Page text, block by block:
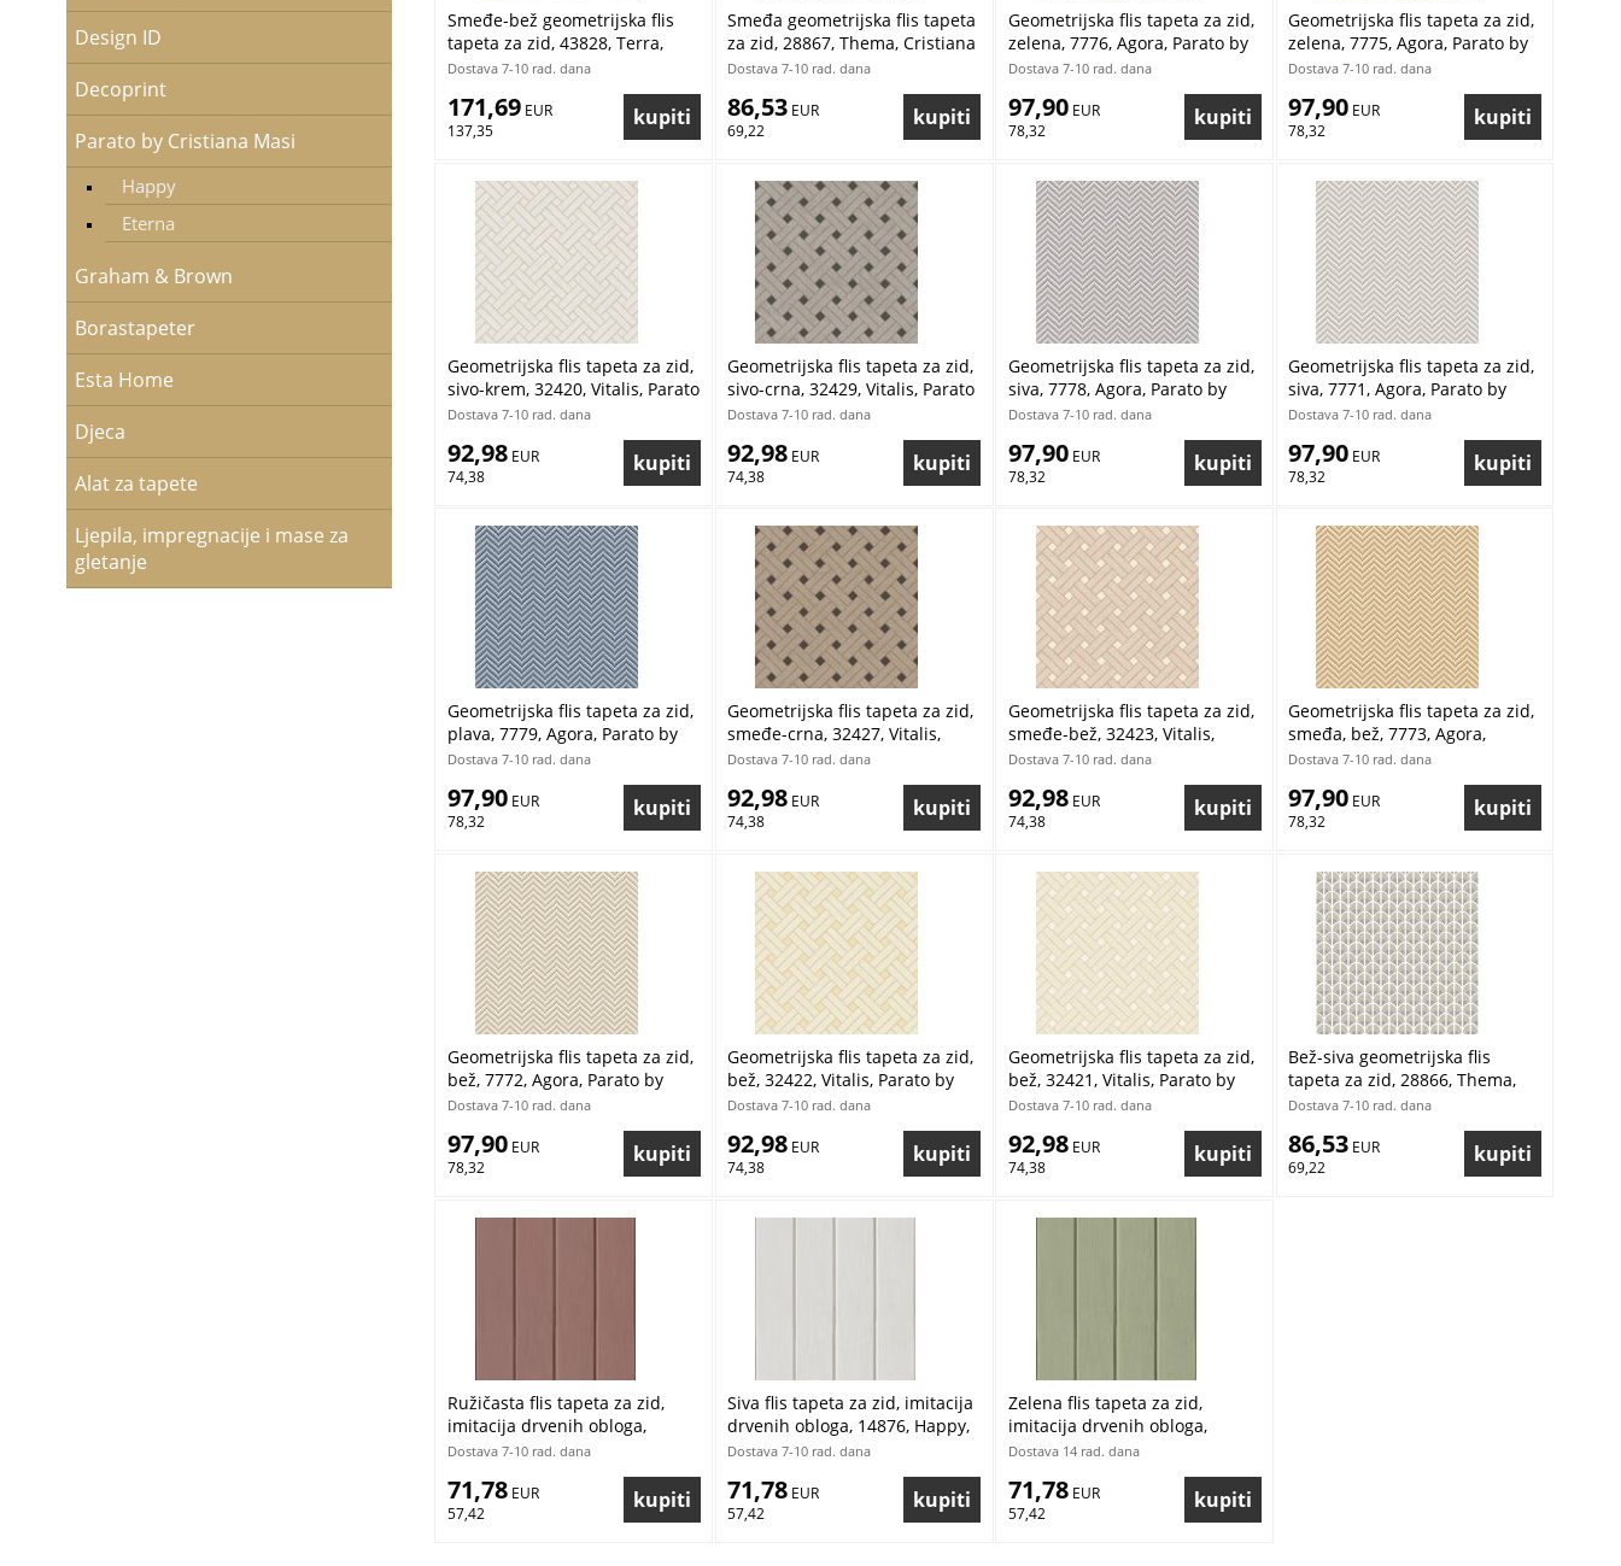
Smeđe-bež geometrijska flis
tapeta za zid, 43828, Terra,
Cristiana Masi by Parato |
Dostava 7-10 rad. dana
171,69 EUR
137,35
Smeđa geometrijska flis tapeta
za zid, 28867, Thema, Cristiana
Masi by Parat | Ljepilo Gratis
Dostava 7-10 rad. dana
86,53 EUR
69,22
Geometrijska flis tapeta za zid,
zelena, 7776, Agora, Parato by
Cristiana Masi | Ljepilo Gratis
Dostava 7-10 rad. dana
97,90 EUR
78,32
Geometrijska flis tapeta za zid,
zelena, 7775, Agora, Parato by
Cristiana Masi | Ljepilo Gratis
Dostava 7-10 rad. dana
97,90 EUR
78,32
Geometrijska flis tapeta za zid,
sivo-krem, 32420, Vitalis, Parato
by Cristiana Masi | Ljepilo
Dostava 7-10 rad. dana
92,98 EUR
74,38
Geometrijska flis tapeta za zid,
sivo-crna, 32429, Vitalis, Parato
by Cristiana Masi | Ljepilo
Dostava 7-10 rad. dana
92,98 EUR
74,38
Geometrijska flis tapeta za zid,
siva, 7778, Agora, Parato by
Cristiana Masi | Ljepilo Gratis
Dostava 7-10 rad. dana
97,90 EUR
78,32
Geometrijska flis tapeta za zid,
siva, 7771, Agora, Parato by
Cristiana Masi | Ljepilo Gratis
Dostava 7-10 rad. dana
97,90 EUR
78,32
Geometrijska flis tapeta za zid,
plava, 7779, Agora, Parato by
Cristiana Masi | Ljepilo Gratis
Dostava 7-10 rad. dana
97,90 EUR
78,32
Geometrijska flis tapeta za zid,
smeđe-crna, 32427, Vitalis,
Parato by Cristiana Masi |
Dostava 7-10 rad. dana
92,98 EUR
74,38
Geometrijska flis tapeta za zid,
smeđe-bež, 32423, Vitalis,
Parato by Cristiana Masi |
Dostava 7-10 rad. dana
92,98 EUR
74,38
Geometrijska flis tapeta za zid,
smeđa, bež, 7773, Agora,
Parato by Cristiana Masi |
Dostava 7-10 rad. dana
97,90 EUR
78,32
Geometrijska flis tapeta za zid,
bež, 7772, Agora, Parato by
Cristiana Masi | Ljepilo Gratis
Dostava 7-10 rad. dana
97,90 EUR
78,32
Geometrijska flis tapeta za zid,
bež, 32422, Vitalis, Parato by
Cristiana Masi | Ljepilo Gratis
Dostava 7-10 rad. dana
92,98 EUR
74,38
Geometrijska flis tapeta za zid,
bež, 32421, Vitalis, Parato by
Cristiana Masi | Ljepilo Gratis
Dostava 7-10 rad. dana
92,98 EUR
74,38
Bež-siva geometrijska flis
tapeta za zid, 28866, Thema,
Cristiana Masi by Parato |
Dostava 7-10 rad. dana
86,53 EUR
69,22
Ružičasta flis tapeta za zid,
imitacija drvenih obloga,
14878, Happy, Parato | Ljepilo
Dostava 7-10 rad. dana
71,78 EUR
57,42
Siva flis tapeta za zid, imitacija
drvenih obloga, 14876, Happy,
Parato | Ljepilo Gratis
Dostava 7-10 rad. dana
71,78 EUR
57,42
Zelena flis tapeta za zid,
imitacija drvenih obloga,
14875, Happy, Parato | Ljepilo
Dostava 14 rad. dana
71,78 EUR
57,42
Design ID
Decoprint
Parato by Cristiana Masi
Happy
Eterna
Graham & Brown
Borastapeter
Esta Home
Djeca
Alat za tapete
Ljepila, impregnacije i mase za
gletanje